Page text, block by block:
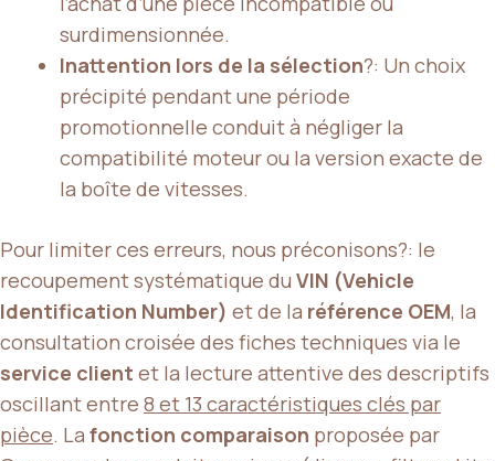
surdimensionnée.
Inattention lors de la sélection?: Un choix
précipité pendant une période
promotionnelle conduit à négliger la
compatibilité moteur ou la version exacte de
la boîte de vitesses.
Pour limiter ces erreurs, nous préconisons?: le
recoupement systématique du VIN (Vehicle
Identification Number) et de la référence OEM, la
consultation croisée des fiches techniques via le
service client et la lecture attentive des descriptifs
oscillant entre 8 et 13 caractéristiques clés par
pièce. La fonction comparaison proposée par